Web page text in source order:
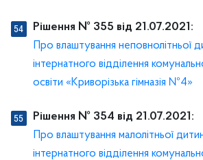
Рішення № 355 від 21.07.2021:
Про влаштування неповнолітньої
інтернатного відділення
освіти «Криворізька гімназія №4»
Рішення № 354 від 21.07.2021:
Про влаштування малолітньої
інтернатного відділення